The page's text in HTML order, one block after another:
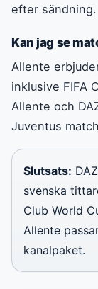
efter sändning.
Kan jag se
Allente
inklusive FIFA
Allente och
Juventus
Slutsats:
svenska
Club World
Allente
kanalpaket.